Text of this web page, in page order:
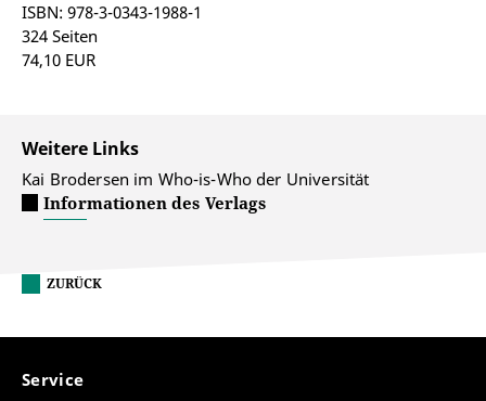
ISBN: 978-3-0343-1988-1
324 Seiten
74,10 EUR
Weitere Links
Kai Brodersen im Who-is-Who der Universität
Informationen des Verlags
ZURÜCK
Service